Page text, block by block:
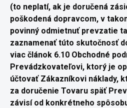
(to neplatí, ak je doručená
poškodená dopravcom, v
povinný odmietnuť prevzatie
zaznamenať túto skutočnosť
viac článok 6.10 Obchodné
Prevádzkovateľovi, ktorý je
účtovať Zákazníkovi náklady,
za doručenie Tovaru späť
závisí od konkrétneho